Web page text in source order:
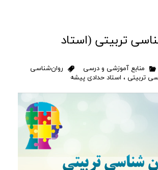
تربیتی (استاد
منابع آموزشی و درسی
روان‌شناسی
تربیتی ، استاد حدادی پیشه